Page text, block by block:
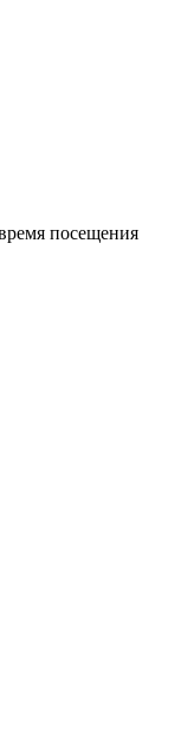
посещения